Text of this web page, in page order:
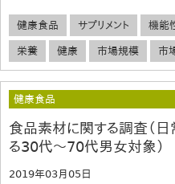
健康食品 サプリメント 機能
栄養 健康 市場規模 市
健康食品
食品素材に関する調査（
る30代～70代男女対象）
2019年03月05日